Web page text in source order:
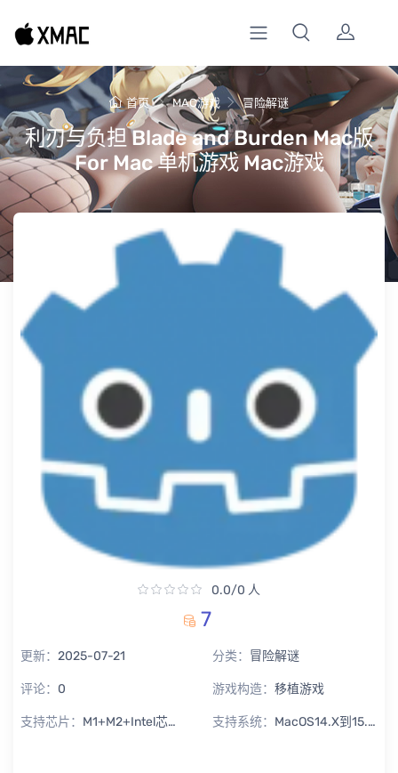
首页 MAC游戏 冒险解谜
利刃与负担 Blade and Burden Mac版
For Mac 单机游戏 Mac游戏
0.0/0 人
7
更新： 2025-07-21 分类： 冒险解谜
评论： 0 游戏构造： 移植游戏
支持芯片： M1+M2+Intel芯片通用 支持系统： MacOS14.X到15.X Sequoia